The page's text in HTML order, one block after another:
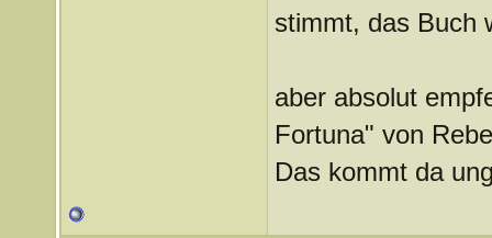
stimmt, das Buch
aber absolut
Fortuna" von
Das kommt da